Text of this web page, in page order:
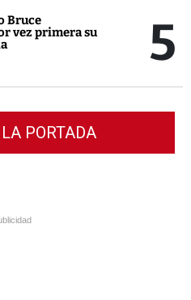
Bruce
vez primera su
5
PORTADA